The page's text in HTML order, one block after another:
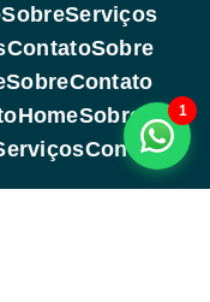
SobreServiços
ContatoSobre
SobreContato
HomeSobre
Contato
1